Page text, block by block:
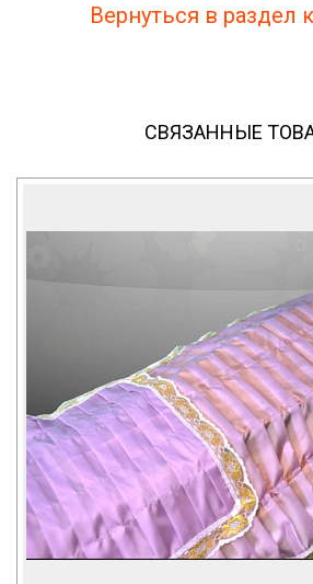
Вернуться в раздел
СВЯЗАННЫЕ